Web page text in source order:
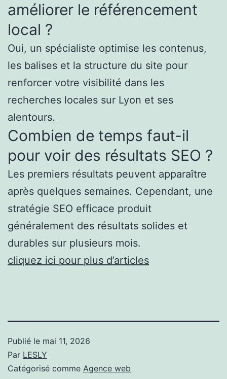
améliorer le référencement
local ?
Oui, un spécialiste optimise les contenus,
les balises et la structure du site pour
renforcer votre visibilité dans les
recherches locales sur Lyon et ses
alentours.
Combien de temps faut-il
pour voir des résultats SEO ?
Les premiers résultats peuvent apparaître
après quelques semaines. Cependant, une
stratégie SEO efficace produit
généralement des résultats solides et
durables sur plusieurs mois.
cliquez ici pour plus d’articles
Publié le mai 11, 2026
Par LESLY
Catégorisé comme Agence web